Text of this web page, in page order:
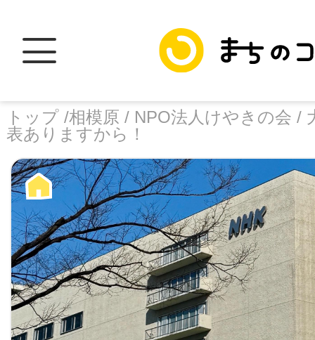
トップ /相模原 / NPO法人けやきの会 /
表ありますから！
facebook
X
トップ
加盟スポットに